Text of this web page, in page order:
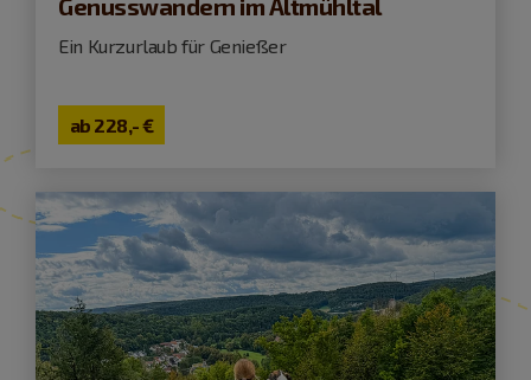
Genusswandern im Altmühltal
Ein Kurzurlaub für Genießer
ab 228,- €